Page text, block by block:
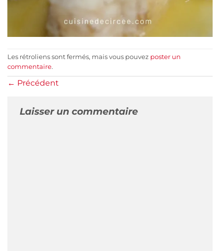
Les rétroliens sont fermés, mais vous pouvez poster un
commentaire.
← Précédent
Laisser un commentaire